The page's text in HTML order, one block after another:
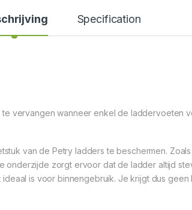
Specification
vervangen wanneer enkel de laddervoeten
van de Petry ladders te beschermen.
zorgt ervoor dat de ladder altijd
is voor binnengebruik. Je krijgt dus